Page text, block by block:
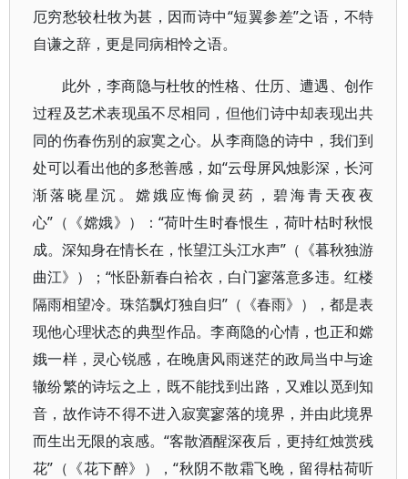
厄穷愁较杜牧为甚，因而诗中“短翼参差”之语，不特
自谦之辞，更是同病相怜之语。
此外，李商隐与杜牧的性格、仕历、遭遇、创作
过程及艺术表现虽不尽相同，但他们诗中却表现出共
同的伤春伤别的寂寞之心。从李商隐的诗中，我们到
处可以看出他的多愁善感，如“云母屏风烛影深，长河
渐落晓星沉。嫦娥应悔偷灵药，碧海青天夜夜
心”（《嫦娥》）：“荷叶生时春恨生，荷叶枯时秋恨
成。深知身在情长在，怅望江头江水声”（《暮秋独游
曲江》）；“怅卧新春白袷衣，白门寥落意多违。红楼
隔雨相望冷。珠箔飘灯独自归”（《春雨》），都是表
现他心理状态的典型作品。李商隐的心情，也正和嫦
娥一样，灵心锐感，在晚唐风雨迷茫的政局当中与途
辙纷繁的诗坛之上，既不能找到出路，又难以觅到知
音，故作诗不得不进入寂寞寥落的境界，并由此境界
而生出无限的哀感。“客散酒醒深夜后，更持红烛赏残
花”（《花下醉》），“秋阴不散霜飞晚，留得枯荷听